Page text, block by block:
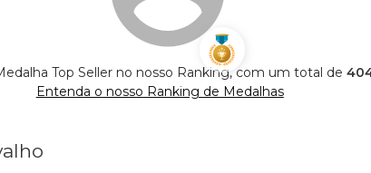
Top Seller no nosso Ranking, com um total de
Entenda o nosso Ranking de Medalhas